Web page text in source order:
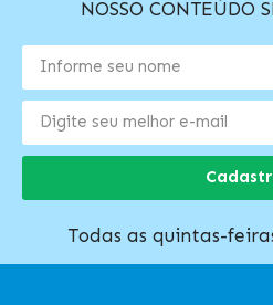
NOSSO CONTEÚDO
Todas as quintas-